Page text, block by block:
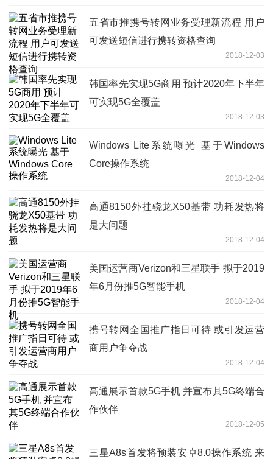
五省市推携号转网业务受理新流程 用户
可发送短信进行携转资格查询
2018-12-03
韩国率先实现5G商用 预计2020年下半年
可实现5G全覆盖
2018-12-03
Windows Lite系统曝光 基于Windows
Core操作系统
2018-12-04
高通8150外挂骁龙X50基带 功耗发热将
是大问题
2018-12-04
美国运营商Verizon和三星联手 拟于2019
年6月份推5G智能手机
2018-12-04
携号转网全国推广指日可待 或引发运营
商用户争夺战
2018-12-04
高通展示首款5G手机 并宣布其5G终端合
作伙伴
2018-12-05
三星A8s首发将预装安卓8.0操作系统 来